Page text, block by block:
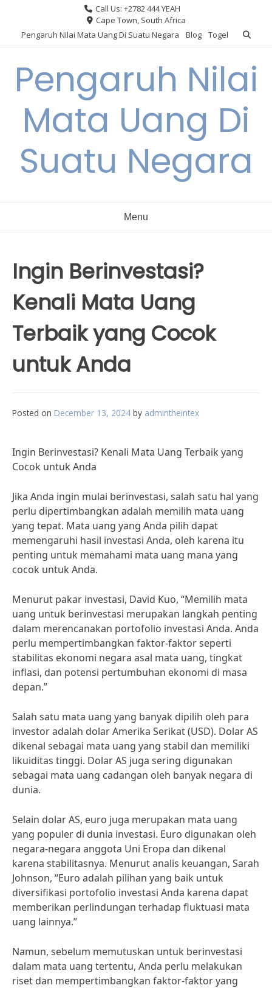
content
Call Us: +2782 444 YEAH
Cape Town, South Africa
Pengaruh Nilai Mata Uang Di Suatu Negara
Blog Togel
Pengaruh Nilai
Mata Uang Di
Suatu Negara
Menu
Ingin Berinvestasi?
Kenali Mata Uang
Terbaik yang Cocok
untuk Anda
Posted on December 13, 2024 by admintheintex
Ingin Berinvestasi? Kenali Mata Uang Terbaik yang
Cocok untuk Anda
Jika Anda ingin mulai berinvestasi, salah satu hal yang
perlu dipertimbangkan adalah memilih mata uang
yang tepat. Mata uang yang Anda pilih dapat
memengaruhi hasil investasi Anda, oleh karena itu
penting untuk memahami mata uang mana yang
cocok untuk Anda.
Menurut pakar investasi, David Kuo, “Memilih mata
uang untuk berinvestasi merupakan langkah penting
dalam merencanakan portofolio investasi Anda. Anda
perlu mempertimbangkan faktor-faktor seperti
stabilitas ekonomi negara asal mata uang, tingkat
inflasi, dan potensi pertumbuhan ekonomi di masa
depan.”
Salah satu mata uang yang banyak dipilih oleh para
investor adalah dolar Amerika Serikat (USD). Dolar AS
dikenal sebagai mata uang yang stabil dan memiliki
likuiditas tinggi. Dolar AS juga sering digunakan
sebagai mata uang cadangan oleh banyak negara di
dunia.
Selain dolar AS, euro juga merupakan mata uang
yang populer di dunia investasi. Euro digunakan oleh
negara-negara anggota Uni Eropa dan dikenal
karena stabilitasnya. Menurut analis keuangan, Sarah
Johnson, “Euro adalah pilihan yang baik untuk
diversifikasi portofolio investasi Anda karena dapat
memberikan perlindungan terhadap fluktuasi mata
uang lainnya.”
Namun, sebelum memutuskan untuk berinvestasi
dalam mata uang tertentu, Anda perlu melakukan
riset dan mempertimbangkan faktor-faktor yang